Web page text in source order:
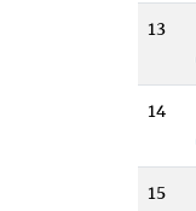
13
14
15